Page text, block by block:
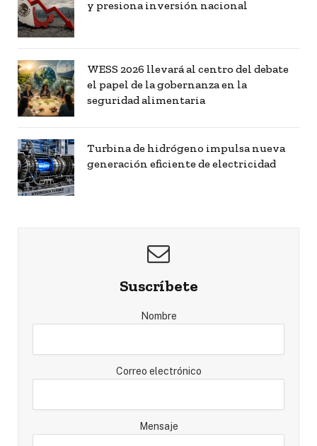
y presiona inversión nacional
WESS 2026 llevará al centro del debate
el papel de la gobernanza en la
seguridad alimentaria
Turbina de hidrógeno impulsa nueva
generación eficiente de electricidad
Suscríbete
Nombre
Correo electrónico
Mensaje